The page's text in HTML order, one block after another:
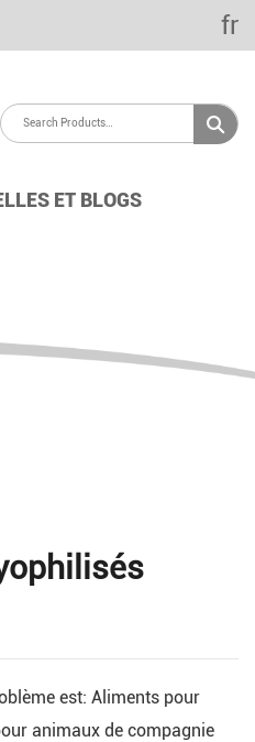
fr
ET BLOGS
est: Aliments pour
animaux de compagnie